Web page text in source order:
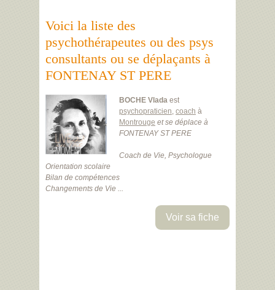
Voici la liste des
psychothérapeutes ou des psys
consultants ou se déplaçants à
FONTENAY ST PERE
BOCHE Vlada est
psychopraticien, coach à
Montrouge et se déplace à
FONTENAY ST PERE
Coach de Vie, Psychologue
Orientation scolaire
Bilan de compétences
Changements de Vie ...
Voir sa fiche